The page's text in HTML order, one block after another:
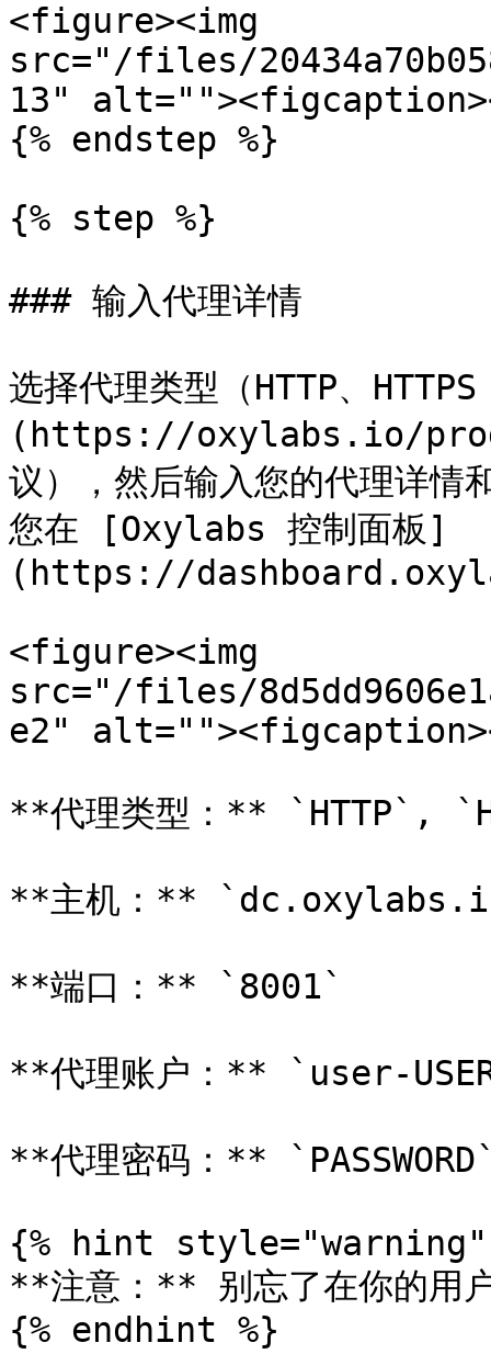
<figure><img
src="/files/
13"
{% endstep %}
{% step %}
### 输入代理详情
选择代理类型（HTTP、
(https://oxylabs.io/
议），然后输入您的代理详
您在 [Oxylabs 控制面板]
(https://
<figure><img
src="/files/
e2"
**代理类型：** `HTTP`,
**主机：**
**端口：** `8001`
**代理账户：** `user-
**代理密码：**
{% hint style="warning"
**注意：** 别忘了在你的
{% endhint %}